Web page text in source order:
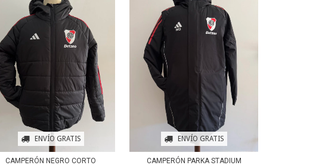
ENVÍO GRATIS
CAMPERÓN NEGRO CORTO
ENVÍO GRATIS
CAMPERÓN PARKA STADIUM